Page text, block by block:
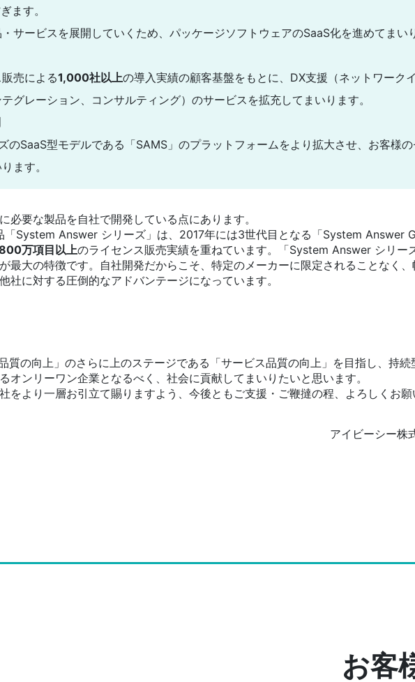
ます。
サービスを展開していくため、パッケージソフトウェアのSaaS化を進めてまい
売による1,000社以上の導入実績の顧客基盤をもとに、DX支援（ネットワーク
グレーション、コンサルティング）のサービスを拡充してまいります。
のSaaS型モデルである「SAMS」のプラットフォームをより拡大させ、お客様
ます。
必要な製品を自社で開発している点にあります。
System Answer シリーズ」は、2017年には3世代目となる「System Answer
万項目以上のライセンス販売実績を重ねています。「System Answer シリー
最大の特徴です。自社開発だからこそ、特定のメーカーに限定されることなく
社に対する圧倒的なアドバンテージになっています。
質の向上」のさらに上のステージである「サービス品質の向上」を目指し、持
オンリーワン企業となるべく、社会に貢献してまいりたいと思います。
をより一層お引立て賜りますよう、今後ともご支援・ご鞭撻の程、よろしくお願
アイビーシー
お客